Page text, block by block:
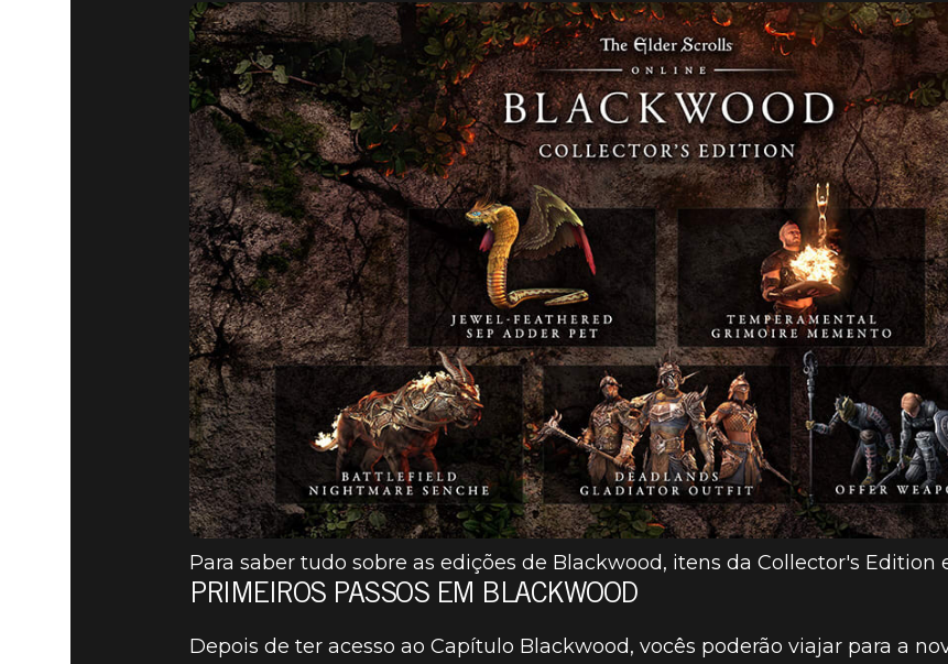
Para saber tudo sobre as edições de Blackwood, itens da Collector's Edition
PRIMEIROS PASSOS EM BLACKWOOD
Depois de ter acesso ao Capítulo Blackwood, vocês poderão viajar para a